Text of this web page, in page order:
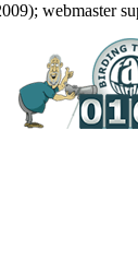
webmaster